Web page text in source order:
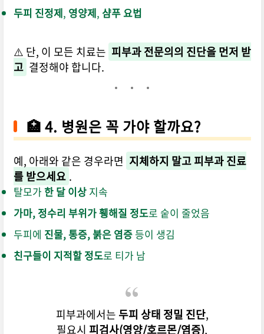
두피 진정제, 영양제, 샴푸 요법
⚠️ 단, 이 모든 치료는 피부과 전문의의 진단을 먼저 받
고 결정해야 합니다.
🏥 4. 병원은 꼭 가야 할까요?
예, 아래와 같은 경우라면 지체하지 말고 피부과 진료
를 받으세요 .
탈모가 한 달 이상지속
가마, 정수리 부위가 휑해질 정도로 숱이 줄었음
두피에 진물, 통증, 붉은 염증등이 생김
친구들이 지적할 정도로 티가 남
피부과에서는 두피 상태 정밀 진단,
필요시 피검사(영양/호르몬/염증),